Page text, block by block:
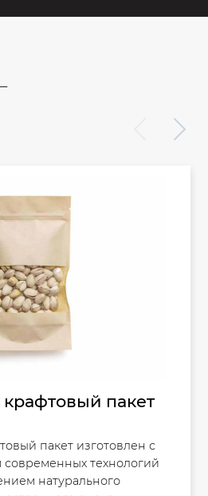
пакет
пакет изготовлен с
технологий
натурального